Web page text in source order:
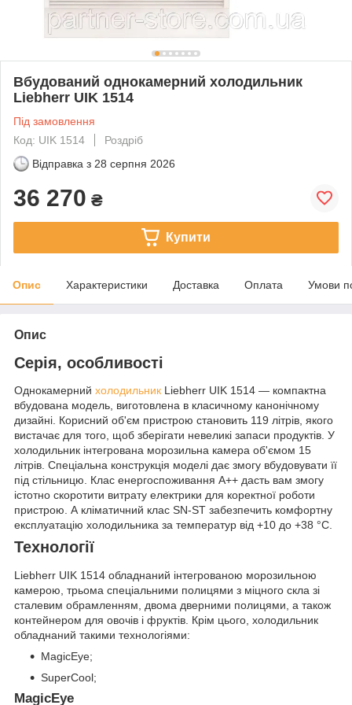
Вбудований однокамерний холодильник
Liebherr UIK 1514
Під замовлення
Код: UIK 1514
Роздріб
Відправка з 28 серпня 2026
36 270 ₴
Купити
Опис Характеристики Доставка Оплата Умови
Опис
Серія, особливості
Однокамерний холодильник Liebherr UIK 1514 — компактна
вбудована модель, виготовлена в класичному канонічному
дизайні. Корисний об'єм пристрою становить 119 літрів, якого
вистачає для того, щоб зберігати невеликі запаси продуктів. У
холодильник інтегрована морозильна камера об'ємом 15
літрів. Спеціальна конструкція моделі дає змогу вбудовувати її
під стільницю. Клас енергоспоживання A++ дасть вам змогу
істотно скоротити витрату електрики для коректної роботи
пристрою. А кліматичний клас SN-ST забезпечить комфортну
експлуатацію холодильника за температур від +10 до +38 °C.
Технології
Liebherr UIK 1514 обладнаний інтегрованою морозильною
камерою, трьома спеціальними полицями з міцного скла зі
сталевим обрамленням, двома дверними полицями, а також
контейнером для овочів і фруктів. Крім цього, холодильник
обладнаний такими технологіями:
MagicEye;
SuperCool;
MagicEye